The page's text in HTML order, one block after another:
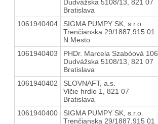
Dudvážska 5108/13, 821 07
Bratislava
1061940404
SIGMA PUMPY SK, s.r.o.
Trenčianska 29/1887,915 01
N.Mesto
1061940403
PHDr. Marcela Szabóová 106
Dudvážska 5108/13, 821 07
Bratislava
1061940402
SLOVNAFT, a.s.
Vlčie hrdlo 1, 821 07
Bratislava
1061940400
SIGMA PUMPY SK, s.r.o.
Trenčianska 29/1887,915 01